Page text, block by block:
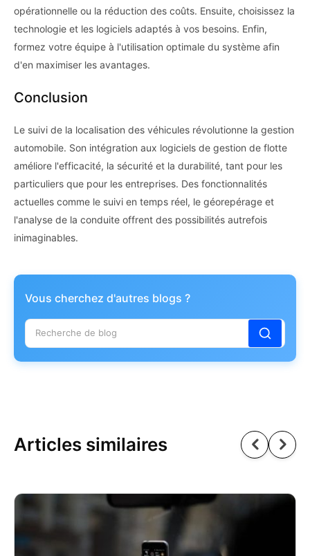
opérationnelle ou la réduction des coûts. Ensuite, choisissez la
technologie et les logiciels adaptés à vos besoins. Enfin,
formez votre équipe à l'utilisation optimale du système afin
d'en maximiser les avantages.
Conclusion
Le suivi de la localisation des véhicules révolutionne la gestion
automobile. Son intégration aux logiciels de gestion de flotte
améliore l'efficacité, la sécurité et la durabilité, tant pour les
particuliers que pour les entreprises. Des fonctionnalités
actuelles comme le suivi en temps réel, le géorepérage et
l'analyse de la conduite offrent des possibilités autrefois
inimaginables.
Vous cherchez d'autres blogs ?
Articles similaires